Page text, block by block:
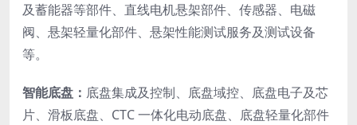
及蓄能器等部件、直线电机悬架部件、传感器、电磁
阀、悬架轻量化部件、悬架性能测试服务及测试设备
等。
智能底盘： 底盘集成及控制、底盘域控、底盘电子及芯
片、滑板底盘、CTC 一体化电动底盘、底盘轻量化部件